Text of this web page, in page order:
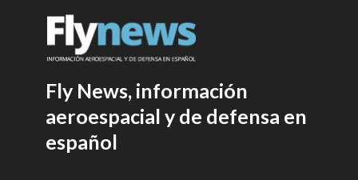
Fly News, información
aeroespacial y de defensa en
español